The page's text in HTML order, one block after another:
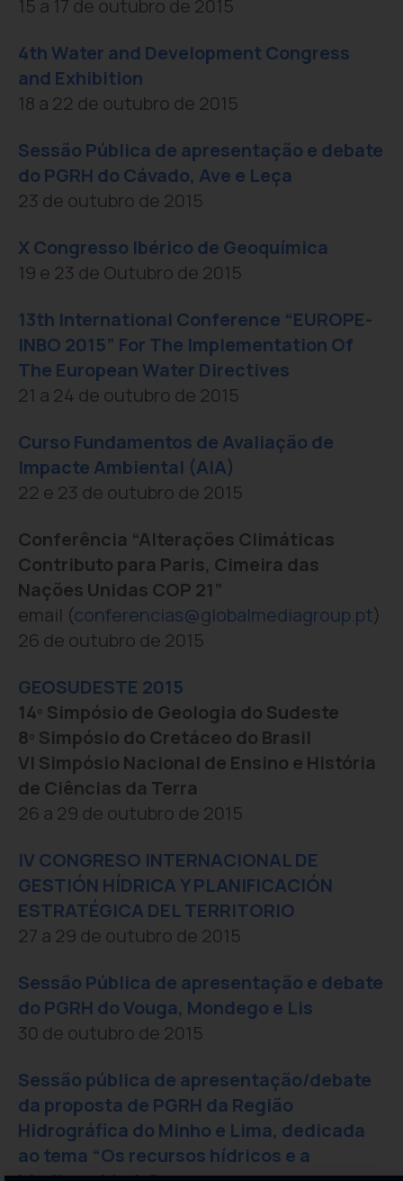
15 a 17 de outubro de 2015
4th Water and Development Congress
and Exhibition
18 a 22 de outubro de 2015
Sessão Pública de apresentação e debate
do PGRH do Cávado, Ave e Leça
23 de outubro de 2015
X Congresso Ibérico de Geoquímica
19 e 23 de Outubro de 2015
13th International Conference “EUROPE-
INBO 2015” For The Implementation Of
The European Water Directives
21 a 24 de outubro de 2015
Curso Fundamentos de Avaliação de
Impacte Ambiental (AIA)
22 e 23 de outubro de 2015
Conferência “Alterações Climáticas
Contributo para Paris, Cimeira das
Nações Unidas COP 21”
email (conferencias@globalmediagroup.pt)
26 de outubro de 2015
GEOSUDESTE 2015
14º Simpósio de Geologia do Sudeste
8º Simpósio do Cretáceo do Brasil
VI Simpósio Nacional de Ensino e História
de Ciências da Terra
26 a 29 de outubro de 2015
IV CONGRESO INTERNACIONAL DE
GESTIÓN HÍDRICA Y PLANIFICACIÓN
ESTRATÉGICA DEL TERRITORIO
27 a 29 de outubro de 2015
Sessão Pública de apresentação e debate
do PGRH do Vouga, Mondego e Lis
30 de outubro de 2015
Sessão pública de apresentação/debate
da proposta de PGRH da Região
Hidrográfica do Minho e Lima, dedicada
ao tema “Os recursos hídricos e a